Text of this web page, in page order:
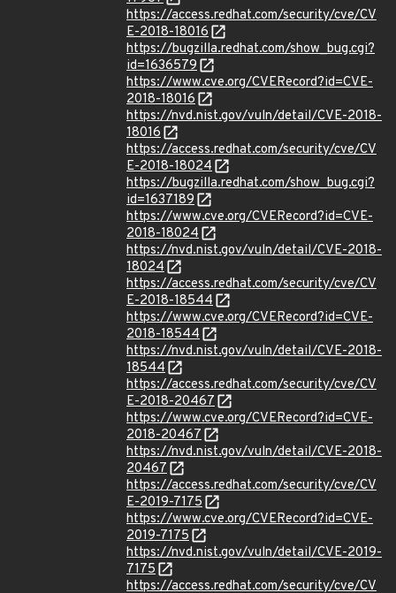
https://access.redhat.com/security/cve/CV
E-2018-18016
https://bugzilla.redhat.com/show_bug.cgi?
id=1636579
https://www.cve.org/CVERecord?id=CVE-
2018-18016
https://nvd.nist.gov/vuln/detail/CVE-2018-
18016
https://access.redhat.com/security/cve/CV
E-2018-18024
https://bugzilla.redhat.com/show_bug.cgi?
id=1637189
https://www.cve.org/CVERecord?id=CVE-
2018-18024
https://nvd.nist.gov/vuln/detail/CVE-2018-
18024
https://access.redhat.com/security/cve/CV
E-2018-18544
https://www.cve.org/CVERecord?id=CVE-
2018-18544
https://nvd.nist.gov/vuln/detail/CVE-2018-
18544
https://access.redhat.com/security/cve/CV
E-2018-20467
https://www.cve.org/CVERecord?id=CVE-
2018-20467
https://nvd.nist.gov/vuln/detail/CVE-2018-
20467
https://access.redhat.com/security/cve/CV
E-2019-7175
https://www.cve.org/CVERecord?id=CVE-
2019-7175
https://nvd.nist.gov/vuln/detail/CVE-2019-
7175
https://access.redhat.com/security/cve/CV